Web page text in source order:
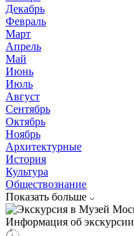
Декабрь
Февраль
Март
Апрель
Май
Июнь
Июль
Август
Сентябрь
Октябрь
Ноябрь
Архитектурные
История
Культура
Обществознание
Показать больше
Информация об экскурсии